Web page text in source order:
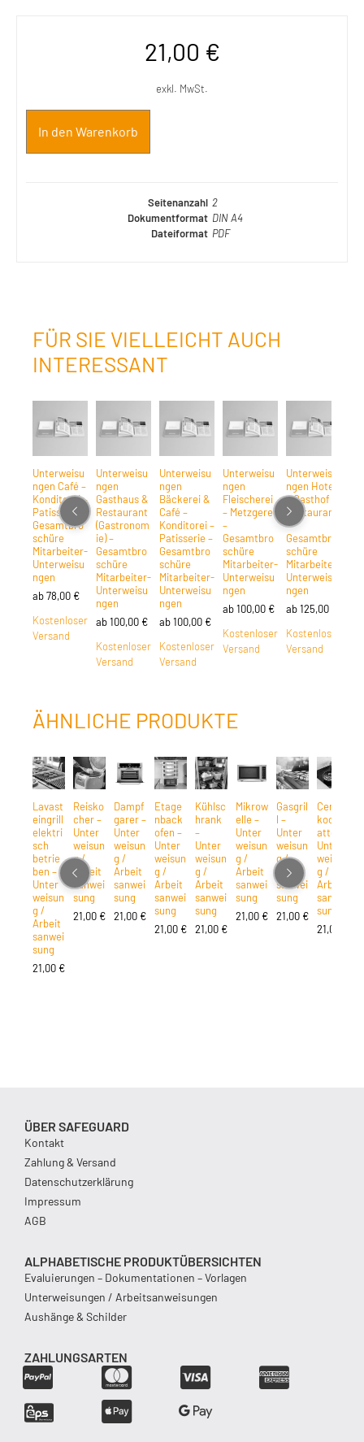
21,00 €
exkl. MwSt.
In den Warenkorb
Seitenanzahl 2
Dokumentformat DIN A4
Dateiformat PDF
FÜR SIE VIELLEICHT AUCH
INTERESSANT
Unterweisu
ngen Café –
Konditorei –
Patisserie –
Gesamtbro
schüre
Mitarbeiter-
Unterweisu
ngen
ab78,00 €
Kostenloser
Versand
Unterweisu
ngen
Gasthaus &
Restaurant
(Gastronom
ie) –
Gesamtbro
schüre
Mitarbeiter-
Unterweisu
ngen
ab100,00 €
Kostenloser
Versand
Unterweisu
ngen
Bäckerei &
Café –
Konditorei –
Patisserie –
Gesamtbro
schüre
Mitarbeiter-
Unterweisu
ngen
ab100,00 €
Kostenloser
Versand
Unterweisu
ngen
Fleischerei
– Metzgerei
–
Gesamtbro
schüre
Mitarbeiter-
Unterweisu
ngen
ab100,00 €
Kostenloser
Versand
Unterweisu
ngen Hotel
– Gasthof –
Restaurant
–
Gesamtbro
schüre
Mitarbeiter-
Unterweisu
ngen
ab125,00
Kostenloser
Versand
ÄHNLICHE PRODUKTE
Lavast
eingrill
elektri
sch
betrie
ben –
Unter
weisun
g /
Arbeit
sanwei
sung
21,00 €
Reisko
cher –
Unter
weisun
g /
Arbeit
sanwei
sung
21,00 €
Dampf
garer –
Unter
weisun
g /
Arbeit
sanwei
sung
21,00 €
Etage
nback
ofen –
Unter
weisun
g /
Arbeit
sanwei
sung
21,00 €
Kühlsc
hrank
–
Unter
weisun
g /
Arbeit
sanwei
sung
21,00 €
Mikrow
elle –
Unter
weisun
g /
Arbeit
sanwei
sung
21,00 €
Gasgril
l –
Unter
weisun
g /
Arbeit
sanwei
sung
21,00 €
Ceran
kochpl
atte –
Unter
weisun
g /
Arbeit
sanwei
sung
21,00
ÜBER SAFEGUARD
Kontakt
Zahlung & Versand
Datenschutzerklärung
Impressum
AGB
ALPHABETISCHE PRODUKTÜBERSICHTEN
Evaluierungen – Dokumentationen – Vorlagen
Unterweisungen / Arbeitsanweisungen
Aushänge & Schilder
ZAHLUNGSARTEN